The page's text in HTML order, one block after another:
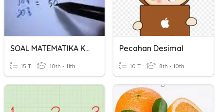
SOAL MATEMATIKA KELAS 5 MERUBAH PECAHAN
15 T 10th - 11th
Pecahan Desimal
10 T 8th - 10th